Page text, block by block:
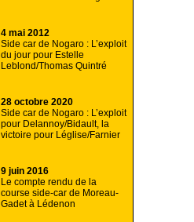
4 mai 2012
Side car de Nogaro : L’exploit
du jour pour Estelle
Leblond/Thomas Quintré
28 octobre 2020
Side car de Nogaro : L’exploit
pour Delannoy/Bidault, la
victoire pour Léglise/Farnier
9 juin 2016
Le compte rendu de la
course side-car de Moreau-
Gadet à Lédenon